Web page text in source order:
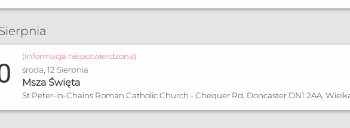
(Informacja niepotwierdzona)
środa, 12 Sierpnia
Msza Święta
St Peter-in-Chains Roman Catholic Church - Chequer Rd, Doncaster DN1 2AA,